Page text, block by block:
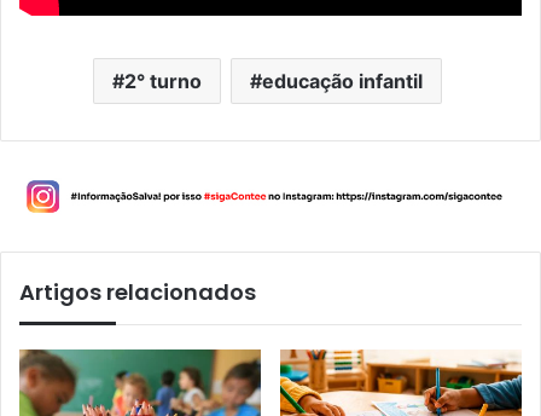
2° turno educação infantil
Artigos relacionados